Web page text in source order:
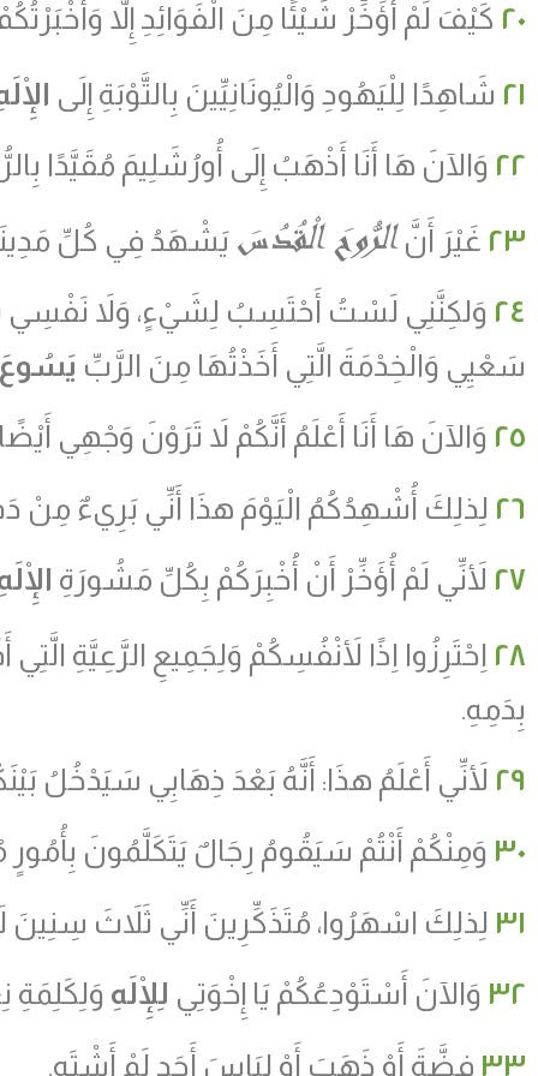
٢٠ كَيْفَ لَمْ أُؤَخِّرْ شَيْئًا مِنَ الْفَوَائِدِ إِلاَّ
٢١ شَاهِدًا لِلْيَهُودِ وَالْيُونَانِيِّينَ بِالتَّوْبَةِ إِلَى
٢٢ وَالآنَ هَا أَنَا أَذْهَبُ إِلَى أُورُشَلِيمَ مُقَيَّدًا
٢٣ غَيْرَ أَنَّالرُّوحَالْقُدُسَ يَشْهَدُ فِي كُلِّ مَدِينَةٍ
٢٤ وَلكِنَّنِي لَسْتُ أَحْتَسِبُ لِشَيْءٍ، وَلاَ نَفْسِي
سَعْيِي وَالْخِدْمَةَ الَّتِي أَخَذْتُهَا مِنَ الرَّبِّ يَسُوعَ
٢٥ وَالآنَ هَا أَنَا أَعْلَمُ أَنَّكُمْ لاَ تَرَوْنَ وَجْهِي
٢٦ لِذلِكَ أُشْهِدُكُمُ الْيَوْمَ هذَا أَنِّي بَرِيءٌ مِنْ
٢٧ لأَنِّي لَمْ أُؤَخِّرْ أَنْ أُخْبِرَكُمْ بِكُلِّ مَشُورَةِ
٢٨ اِحْتَرِزُوا اِذًا لأَنْفُسِكُمْ وَلِجَمِيعِ الرَّعِيَّةِ
بِدَمِهِ.
٢٩ لأَنِّي أَعْلَمُ هذَا: أَنَّهُ بَعْدَ ذِهَابِي سَيَدْخُلُ
٣٠ وَمِنْكُمْ أَنْتُمْ سَيَقُومُ رِجَالٌ يَتَكَلَّمُونَ بِأُمُورٍ
٣١ لِذلِكَ اسْهَرُوا، مُتَذَكِّرِينَ أَنِّي ثَلاَثَ سِنِينَ
٣٢ وَالآنَ أَسْتَوْدِعُكُمْ يَا إِخْوَتِي لِلْإِلَهِ وَلِكَلِمَةِ
٣٣ فِضَّةَ أَوْ ذَهَبَ أَوْ لِبَاسَ أَحَدٍ لَمْ أَشْتَهِ.